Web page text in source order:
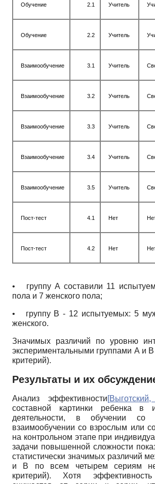
Обучение 2.1 Учитель
Обучение 2.2 Учитель
Взаимообучение 3.1 Учитель
Взаимообучение 3.2 Учитель
Взаимообучение 3.3 Учитель
Взаимообучение 3.4 Учитель
Взаимообучение 3.5 Учитель
Пост-тест 4.1 Нет
Пост-тест 4.2 Нет
• группу А составили 11
пола и 7 женского пола;
• группу В - 12 испытуемых: 5
женского.
Значимых различий по уровню
экспериментальными группами А и
критерий).
Результаты и их
Анализ эффективности[
составной картинки ребенка в
деятельности, в обучении со
взаимообучении со взрослым или
на контрольном этапе при
задачи повышенной сложности
статистически значимых различий
и В по всем четырем сериям
критерий). Хотя эффективность